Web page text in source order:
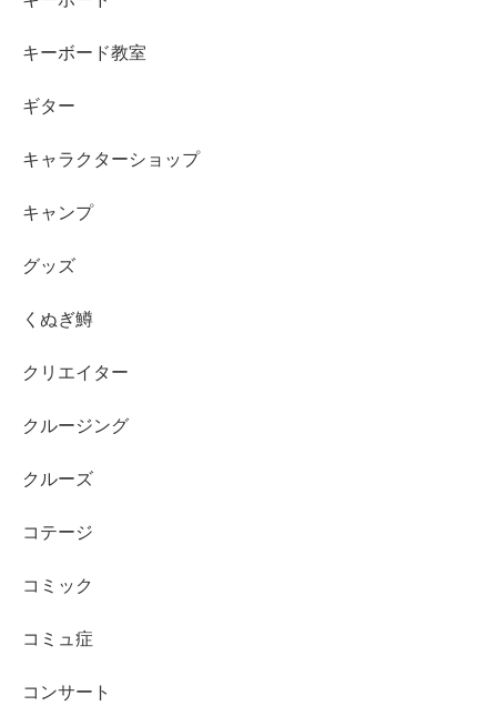
キーボード教室
ギター
キャラクターショップ
キャンプ
グッズ
くぬぎ鱒
クリエイター
クルージング
クルーズ
コテージ
コミック
コミュ症
コンサート